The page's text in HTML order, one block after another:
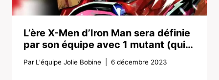
L’ère X-Men d’Iron Man sera définie
par son équipe avec 1 mutant (qui…
Par L'équipe Jolie Bobine 6 décembre 2023